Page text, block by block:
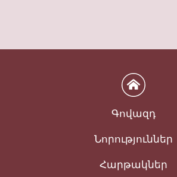
Գովազդ
Նորություններ
Հարթակներ